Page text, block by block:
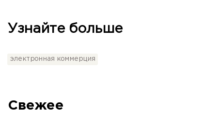
Узнайте больше
электронная коммерция
Свежее